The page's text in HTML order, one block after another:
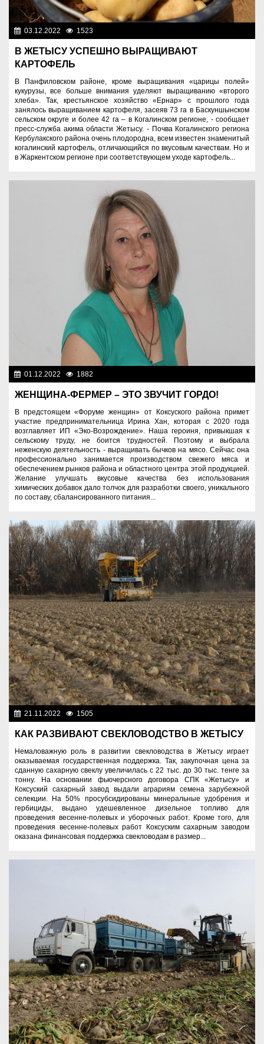
03.12.2022 1523
В ЖЕТЫСУ УСПЕШНО ВЫРАЩИВАЮТ
КАРТОФЕЛЬ
В Панфиловском районе, кроме выращивания «царицы полей»
кукурузы, все больше внимания уделяют выращиванию «второго
хлеба». Так, крестьянское хозяйство «Ернар» с прошлого года
занялось выращиванием картофеля, засеяв 73 га в Баскуншынском
сельском округе и более 42 га – в Когалинском регионе, - сообщает
пресс-служба акима области Жетысу. - Почва Когалинского региона
Кербулакского района очень плодородна, всем известен знаменитый
когалинский картофель, отличающийся по вкусовым качествам. Но и
в Жаркентском регионе при соответствующем уходе картофель...
01.12.2022 1882
ЖЕНЩИНА-ФЕРМЕР – ЭТО ЗВУЧИТ ГОРДО!
В предстоящем «Форуме женщин» от Коксуского района примет
участие предпринимательница Ирина Хан, которая с 2020 года
возглавляет ИП «Эко-Возрождение». Наша героиня, привыкшая к
сельскому труду, не боится трудностей. Поэтому и выбрала
неженскую деятельность - выращивать бычков на мясо. Сейчас она
профессионально занимается производством свежего мяса и
обеспечением рынков района и областного центра этой продукцией.
Желание улучшать вкусовые качества без использования
химических добавок дало толчок для разработки своего, уникального
по составу, сбалансированного питания...
21.11.2022 1505
КАК РАЗВИВАЮТ СВЕКЛОВОДСТВО В ЖЕТЫСУ
Немаловажную роль в развитии свекловодства в Жетысу играет
оказываемая государственная поддержка. Так, закупочная цена за
сданную сахарную свеклу увеличилась с 22 тыс. до 30 тыс. тенге за
тонну. На основании фьючерсного договора СПК «Жетысу» и
Коксуский сахарный завод выдали аграриям семена зарубежной
селекции. На 50% просубсидированы минеральные удобрения и
гербициды, выдано удешевленное дизельное топливо для
проведения весенне-полевых и уборочных работ. Кроме того, для
проведения весенне-полевых работ Коксуским сахарным заводом
оказана финансовая поддержка свекловодам в размер...